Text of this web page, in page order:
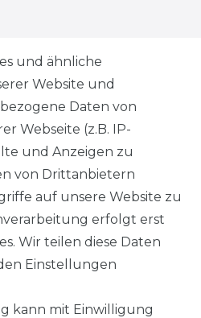
und ähnliche
Website und
Daten von
Webseite (z.B. IP-
und Anzeigen zu
von Drittanbietern
auf unsere Website zu
erfolgt erst
Wir teilen diese Daten
Einstellungen
kann mit Einwilligung